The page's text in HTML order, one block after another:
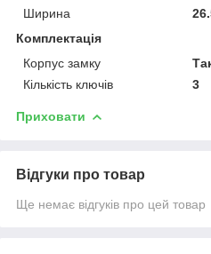
Ширина
Комплектація
Корпус замку
Кількість ключів
3
Приховати
Відгуки про товар
Ще немає відгуків про цей товар